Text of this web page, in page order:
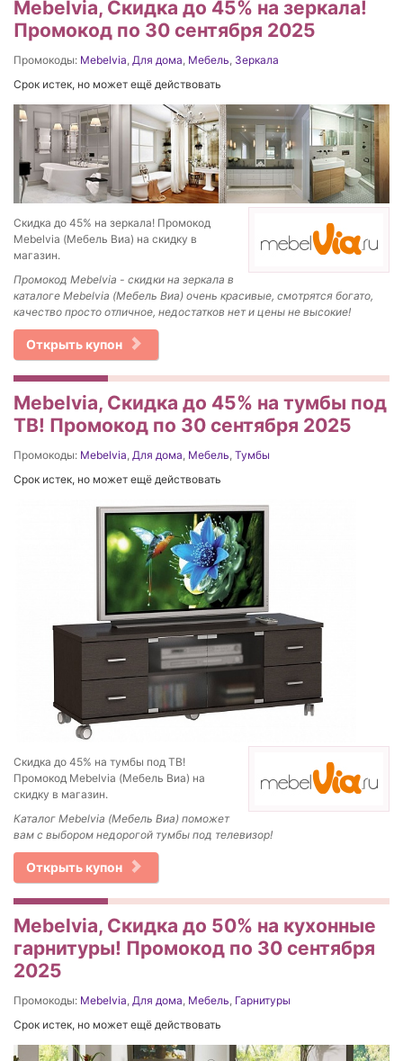
Mebelvia, Скидка до 45% на зеркала!
Промокод по 30 сентября 2025
Промокоды: Mebelvia, Для дома, Мебель, Зеркала
Срок истек, но может ещё действовать
Скидка до 45% на зеркала! Промокод
Mebelvia (Мебель Виа) на скидку в
магазин.
Промокод Mebelvia - скидки на зеркала в
каталоге Mebelvia (Мебель Виа) очень красивые, смотрятся богато,
качество просто отличное, недостатков нет и цены не высокие!
Открыть купон
Mebelvia, Скидка до 45% на тумбы под
ТВ! Промокод по 30 сентября 2025
Промокоды: Mebelvia Для дома Мебель Тумбы
Срок истек, но может ещё действовать
Скидка до 45% на тумбы под ТВ!
Промокод Mebelvia (Мебель Виа) на
скидку в магазин.
Каталог Mebelvia (Мебель Виа) поможет
вам с выбором недорогой тумбы под телевизор!
Открыть купон
Mebelvia, Скидка до 50% на кухонные
гарнитуры! Промокод по 30 сентября
2025
Промокоды: Mebelvia Для дома Мебель Гарнитуры
Срок истек, но может ещё действовать